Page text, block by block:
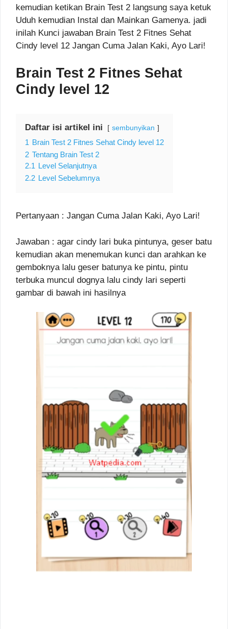
kemudian ketikan Brain Test 2 langsung saya ketuk
Uduh kemudian Instal dan Mainkan Gamenya. jadi
inilah Kunci jawaban Brain Test 2 Fitnes Sehat
Cindy level 12 Jangan Cuma Jalan Kaki, Ayo Lari!
Brain Test 2 Fitnes Sehat
Cindy level 12
Daftar isi artikel ini sembunyikan
1 Brain Test 2 Fitnes Sehat Cindy level 12
2 Tentang Brain Test 2
2.1 Level Selanjutnya
2.2 Level Sebelumnya
Pertanyaan : Jangan Cuma Jalan Kaki, Ayo Lari!
Jawaban : agar cindy lari buka pintunya, geser batu
kemudian akan menemukan kunci dan arahkan ke
gemboknya lalu geser batunya ke pintu, pintu
terbuka muncul dognya lalu cindy lari seperti
gambar di bawah ini hasilnya